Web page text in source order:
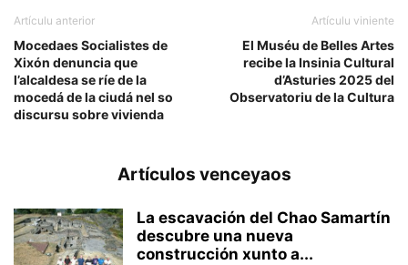
Artículu anterior
Mocedaes Socialistes de
Xixón denuncia que
l’alcaldesa se ríe de la
mocedá de la ciudá nel so
discursu sobre vivienda
Artículu viniente
El Muséu de Belles Artes
recibe la Insinia Cultural
d’Asturies 2025 del
Observatoriu de la Cultura
Artículos venceyaos
La escavación del Chao Samartín
descubre una nueva
construcción xunto a...